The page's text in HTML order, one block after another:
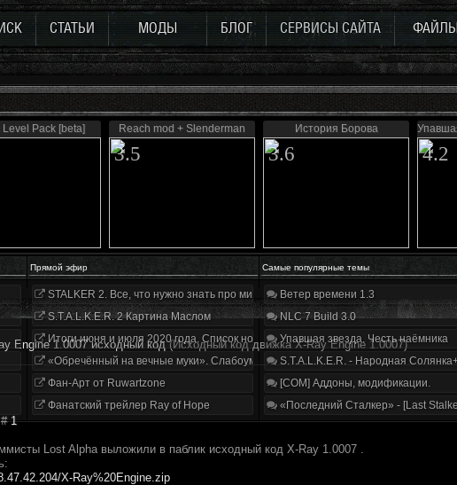
СТАТЬИ МОДЫ БЛОГ СЕРВИСЫ САЙТА
Level Pack [beta] Reach mod + Slenderman
3.5
История Борова
3.6 4.2
Прямой эфир Самые популярные темы
STALKER 2. Все, что нужно знать про мир, геймплей и сюжет | Разбор трейлера
S.T.A.L.K.E.R. 2 Картина Маслом
Итоги июня и июля 2020 года. Список нововведений
«Обречённый на вечные муки». Слабоумие и отвага
Фан-Арт от Ruwartzone
Фанатский трейлер Ray of Hope
Ветер времени 1.3
NLC 7 Build 3.0
Упавшая звезда. Честь наёмника
S.T.A.L.K.E.R. - Народная
[COM] Аддоны, модификации.
«Последний Сталкер» - [Last
Engine 1.0007 исходный код (Исходный код движка X-Ray Engine 1.0007)
#1
Lost Alpha выложили в паблик исходный код X-Ray 1.0007 .
X-Ray%20Engine.zip